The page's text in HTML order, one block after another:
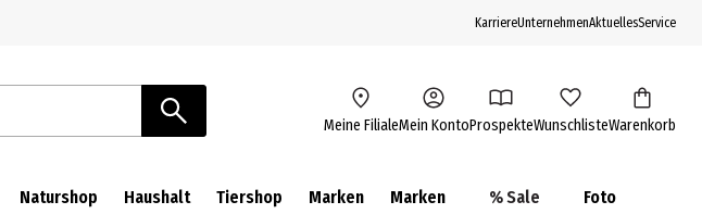
KarriereUnternehmenAktuellesService
Meine FilialeMein KontoProspekteWunschlisteWarenkorb
Naturshop Haushalt Tiershop Marken Marken % Sale Foto